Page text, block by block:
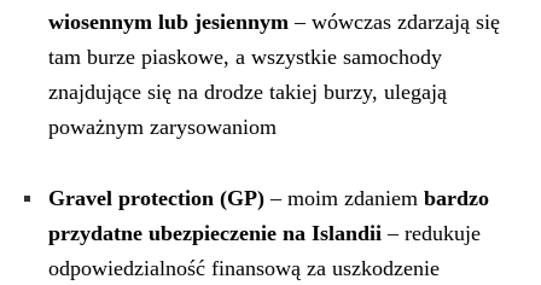
wiosennym lub jesiennym – wówczas zdarzają się
tam burze piaskowe, a wszystkie samochody
znajdujące się na drodze takiej burzy, ulegają
poważnym zarysowaniom
Gravel protection (GP) – moim zdaniem bardzo
przydatne ubezpieczenie na Islandii – redukuje
odpowiedzialność finansową za uszkodzenie